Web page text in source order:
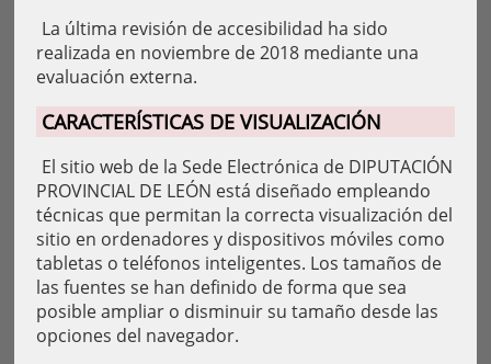
La última revisión de accesibilidad ha sido
realizada en noviembre de 2018 mediante una
evaluación externa.
CARACTERÍSTICAS DE VISUALIZACIÓN
El sitio web de la Sede Electrónica de DIPUTACIÓN
PROVINCIAL DE LEÓN está diseñado empleando
técnicas que permitan la correcta visualización del
sitio en ordenadores y dispositivos móviles como
tabletas o teléfonos inteligentes. Los tamaños de
las fuentes se han definido de forma que sea
posible ampliar o disminuir su tamaño desde las
opciones del navegador.